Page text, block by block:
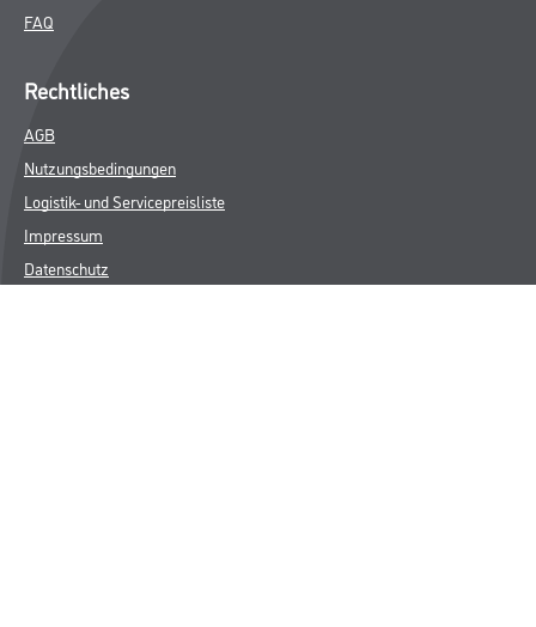
FAQ
Rechtliches
AGB
Nutzungsbedingungen
Logistik- und Servicepreisliste
Impressum
Datenschutz